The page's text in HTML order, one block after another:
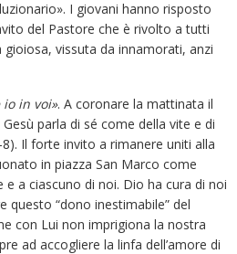
I giovani hanno risposto
del Pastore che è rivolto a tutti
vissuta da innamorati, anzi
io in voi». A coronare la mattinata il
parla di sé come della vite e di
Il forte invito a rimanere uniti alla
in piazza San Marco come
e a ciascuno di noi. Dio ha cura di noi
questo “dono inestimabile” del
con Lui non imprigiona la nostra
ad accogliere la linfa dell’amore di